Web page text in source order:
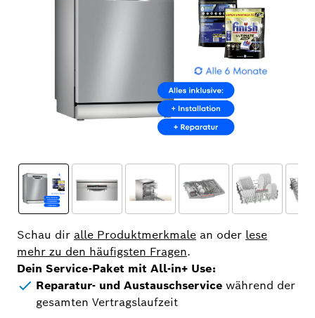
Schau dir alle Produktmerkmale an oder lese
mehr zu den häufigsten Fragen.
Dein Service-Paket mit All-in+ Use:
Reparatur- und Austauschservicewährend der
gesamten Vertragslaufzeit